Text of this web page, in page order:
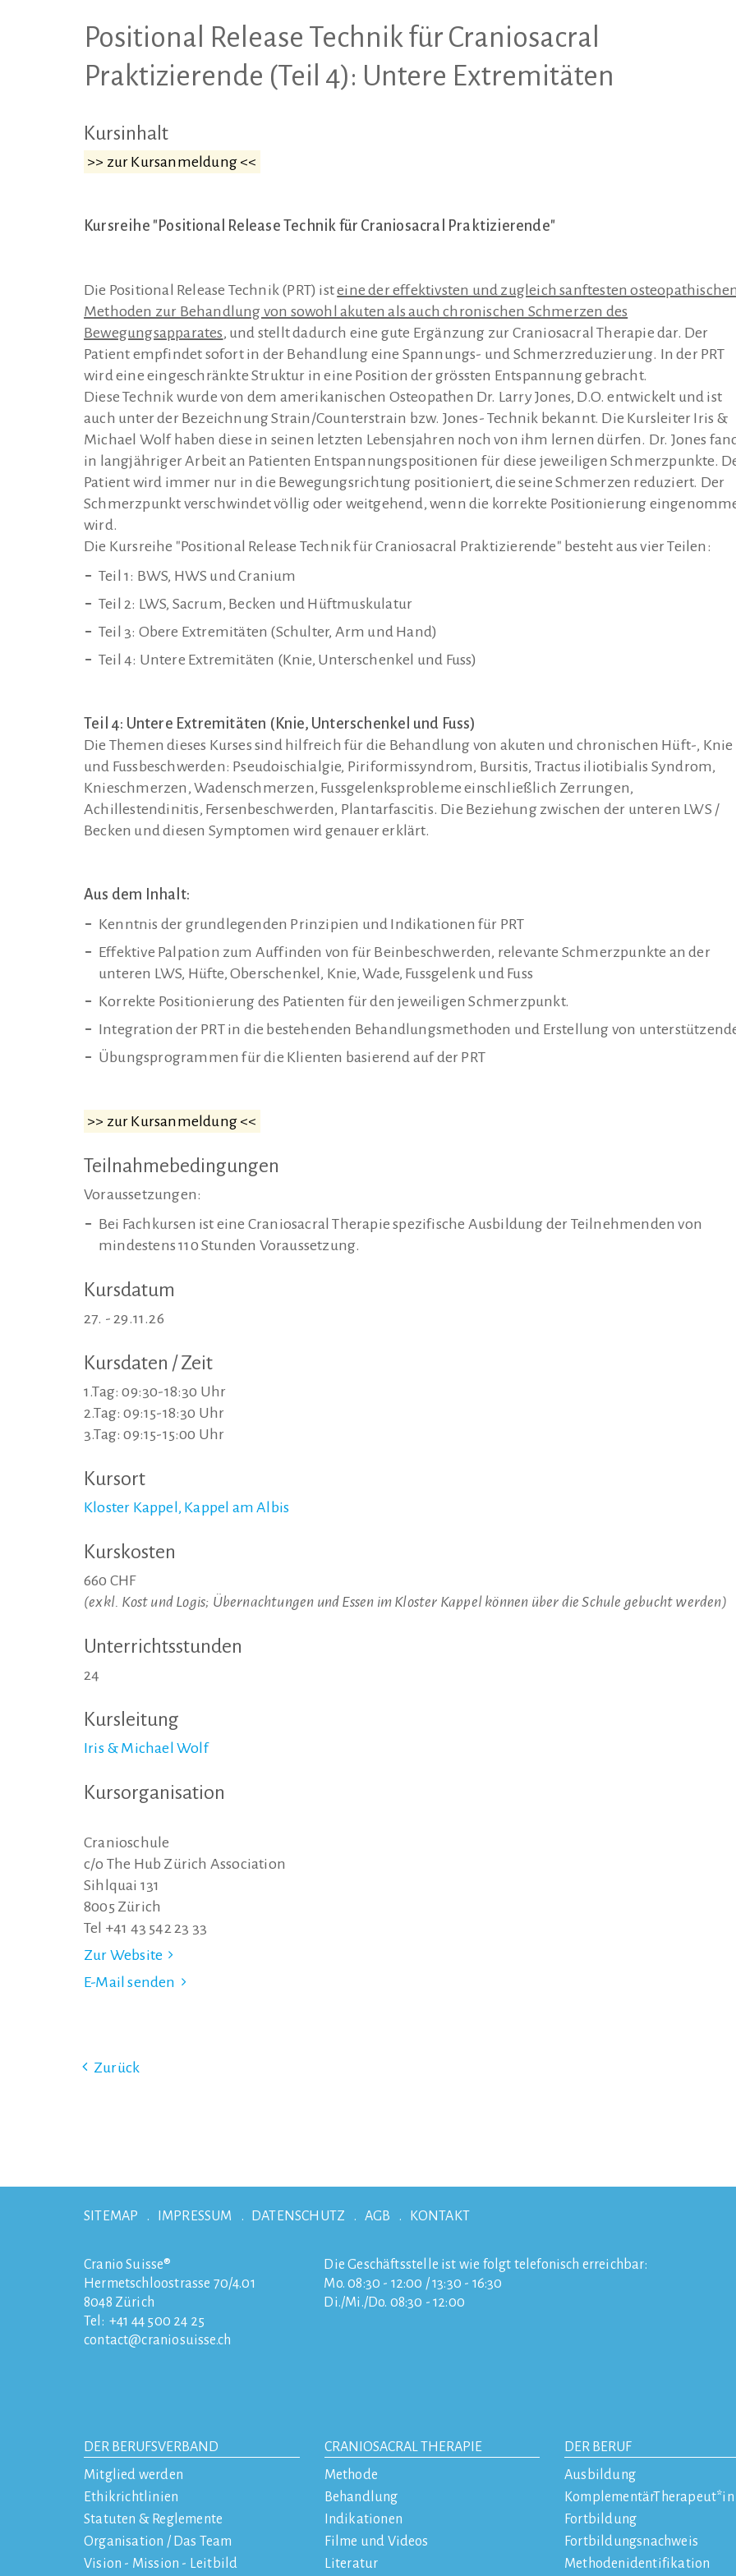
Positional Release Technik für Craniosacral
Praktizierende (Teil 4): Untere Extremitäten
Kursinhalt
>> zur Kursanmeldung <<
Kursreihe "Positional Release Technik für Craniosacral Praktizierende"
Die Positional Release Technik (PRT) isteine der effektivsten und zugleich sanftesten
Methoden zur Behandlung von sowohl akuten als auch chronischen Schmerzen des
Bewegungsapparates, und stellt dadurch eine gute Ergänzung zur Craniosacral Therapie dar. Der
Patient empfindet sofort in der Behandlung eine Spannungs- und Schmerzreduzierung. In der PRT
wird eine eingeschränkte Struktur in eine Position der grössten Entspannung gebracht.
Diese Technik wurde von dem amerikanischen Osteopathen Dr. Larry Jones, D.O. entwickelt und ist
auch unter der Bezeichnung Strain/Counterstrain bzw. Jones- Technik bekannt. Die Kursleiter Iris &
Michael Wolf haben diese in seinen letzten Lebensjahren noch von ihm lernen dürfen. Dr. Jones
in langjähriger Arbeit an Patienten Entspannungspositionen für diese jeweiligen Schmerzpunkte.
Patient wird immer nur in die Bewegungsrichtung positioniert, die seine Schmerzen reduziert. Der
Schmerzpunkt verschwindet völlig oder weitgehend, wenn die korrekte Positionierung
wird.
Die Kursreihe "Positional Release Technik für Craniosacral Praktizierende" besteht aus vier Teilen:
Teil 1: BWS, HWS und Cranium
Teil 2: LWS, Sacrum, Becken und Hüftmuskulatur
Teil 3: Obere Extremitäten (Schulter, Arm und Hand)
Teil 4: Untere Extremitäten (Knie, Unterschenkel und Fuss)
Teil 4: Untere Extremitäten (Knie, Unterschenkel und Fuss)
Die Themen dieses Kurses sind hilfreich für die Behandlung von akuten und chronischen Hüft-, Knie
und Fussbeschwerden: Pseudoischialgie, Piriformissyndrom, Bursitis, Tractus iliotibialis Syndrom,
Knieschmerzen, Wadenschmerzen, Fussgelenksprobleme einschließlich Zerrungen,
Achillestendinitis, Fersenbeschwerden, Plantarfascitis. Die Beziehung zwischen der unteren LWS /
Becken und diesen Symptomen wird genauer erklärt.
Aus dem Inhalt:
Kenntnis der grundlegenden Prinzipien und Indikationen für PRT
Effektive Palpation zum Auffinden von für Beinbeschwerden, relevante Schmerzpunkte an der
unteren LWS, Hüfte, Oberschenkel, Knie, Wade, Fussgelenk und Fuss
Korrekte Positionierung des Patienten für den jeweiligen Schmerzpunkt.
Integration der PRT in die bestehenden Behandlungsmethoden und Erstellung von
Übungsprogrammen für die Klienten basierend auf der PRT
>> zur Kursanmeldung <<
Teilnahmebedingungen
Voraussetzungen:
Bei Fachkursen ist eine Craniosacral Therapie spezifische Ausbildung der Teilnehmenden von
mindestens 110 Stunden Voraussetzung.
Kursdatum
27. - 29.11.26
Kursdaten / Zeit
1.Tag: 09:30-18:30 Uhr
2.Tag: 09:15-18:30 Uhr
3.Tag: 09:15-15:00 Uhr
Kursort
Kloster Kappel, Kappel am Albis
Kurskosten
660 CHF
(exkl. Kost und Logis; Übernachtungen und Essen im Kloster Kappel können über die Schule gebucht werden)
Unterrichtsstunden
24
Kursleitung
Iris & Michael Wolf
Kursorganisation
Cranioschule
c/o The Hub Zürich Association
Sihlquai 131
8005 Zürich
Tel +41 43 542 23 33
Zur Website
E-Mail senden
Zurück
SITEMAP IMPRESSUM DATENSCHUTZ AGB KONTAKT
Cranio Suisse®
Hermetschloostrasse 70/4.01
8048 Zürich
Tel: +41 44 500 24 25
contact
craniosuisse.ch
Die Geschäftsstelle ist wie folgt telefonisch erreichbar:
Mo. 08:30 - 12:00 / 13:30 - 16:30
Di./Mi./Do. 08:30 - 12:00
DER BERUFSVERBAND
Mitglied werden
Ethikrichtlinien
Statuten & Reglemente
Organisation / Das Team
Vision - Mission - Leitbild
CRANIOSACRAL THERAPIE
Methode
Behandlung
Indikationen
Filme und Videos
Literatur
DER BERUF
Ausbildung
KomplementärTherapeut*in
Fortbildung
Fortbildungsnachweis
Methodenidentifikation